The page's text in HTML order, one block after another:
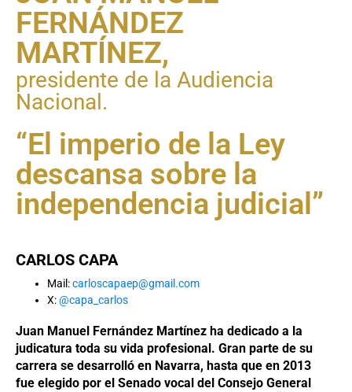
FERNÁNDEZ
MARTÍNEZ,
presidente de la Audiencia
Nacional.
“El imperio de la Ley
descansa sobre la
independencia judicial”
CARLOS CAPA
Mail:carloscapaep@gmail.com
X:@capa_carlos
Juan Manuel Fernández Martínez ha dedicado a la
judicatura toda su vida profesional. Gran parte de su
carrera se desarrolló en Navarra, hasta que en 2013
fue elegido por el Senado vocal del Consejo General